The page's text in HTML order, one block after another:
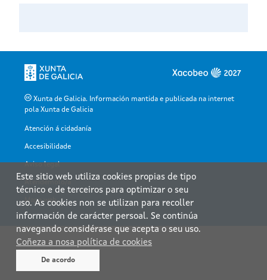
Xunta de Galicia. Información mantida e publicada na internet
pola Xunta de Galicia
Atención á cidadanía
Accesibilidade
Mapa web
Este sitio web utiliza cookies propias de tipo
técnico e de terceiros para optimizar o seu
uso. As cookies non se utilizan para recoller
información de carácter persoal. Se continúa
navegando considérase que acepta o seu uso.
Coñeza a nosa política de cookies
De acordo